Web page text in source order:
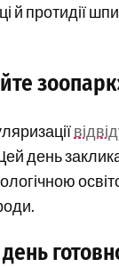
й протидії
день